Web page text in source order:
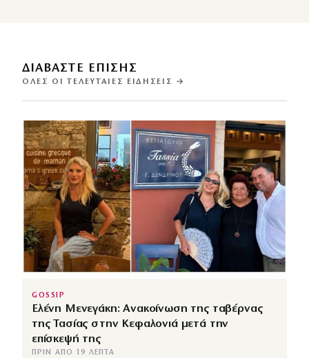
ΔΙΑΒΑΣΤΕ ΕΠΙΣΗΣ
ΌΛΕΣ ΟΙ ΤΕΛΕΥΤΑΊΕΣ ΕΙΔΉΣΕΙΣ →
GOSSIP
Ελένη Μενεγάκη: Ανακοίνωση της ταβέρνας
της Τασίας στην Κεφαλονιά μετά την
επίσκεψή της
ΠΡΙΝ ΑΠΌ 19 ΛΕΠΤΆ